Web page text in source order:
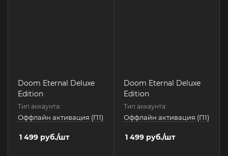
Doom Eternal Deluxe
Edition
Тип аккаунта:
Оффлайн активация (П1)
1 499 руб./шт
Doom Eternal Deluxe
Edition
Тип аккаунта:
Оффлайн активация (П1)
1 499 руб./шт